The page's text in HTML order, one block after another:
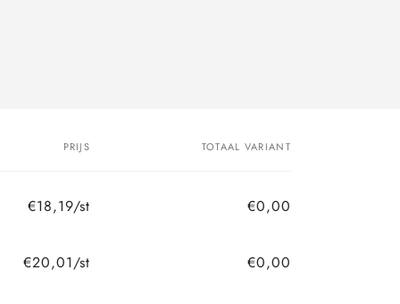
PRIJS TOTAAL VARIANT
€18,19/st €0,00
€20,01/st €0,00